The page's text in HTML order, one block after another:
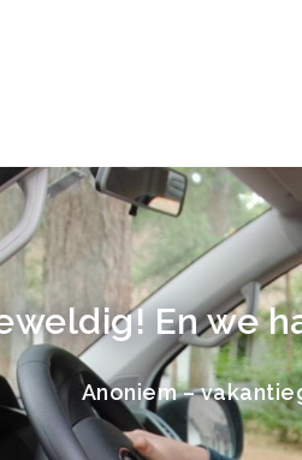
En we
Anoniem –